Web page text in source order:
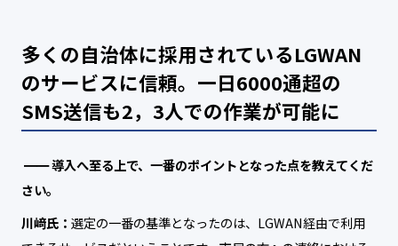
多くの自治体に採用されているLGWAN
のサービスに信頼。 一日6000通超の
SMS送信も2，3人での作業が可能に
導入へ至る上で、一番のポイントとなった点を教えてくだ
さい。
川﨑氏： 選定の一番の基準となったのは、LGWAN経由で利用